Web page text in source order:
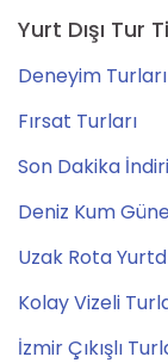
Yurt Dışı Tur
Deneyim Turları
Fırsat Turları
Son Dakika
Deniz Kum
Uzak Rota
Kolay Vizeli
İzmir Çıkışlı